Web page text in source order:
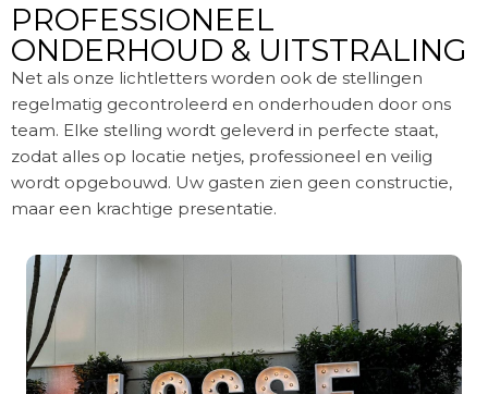
PROFESSIONEEL
ONDERHOUD & UITSTRALING
Net als onze lichtletters worden ook de stellingen
regelmatig gecontroleerd en onderhouden door ons
team. Elke stelling wordt geleverd in perfecte staat,
zodat alles op locatie netjes, professioneel en veilig
wordt opgebouwd. Uw gasten zien geen constructie,
maar een krachtige presentatie.